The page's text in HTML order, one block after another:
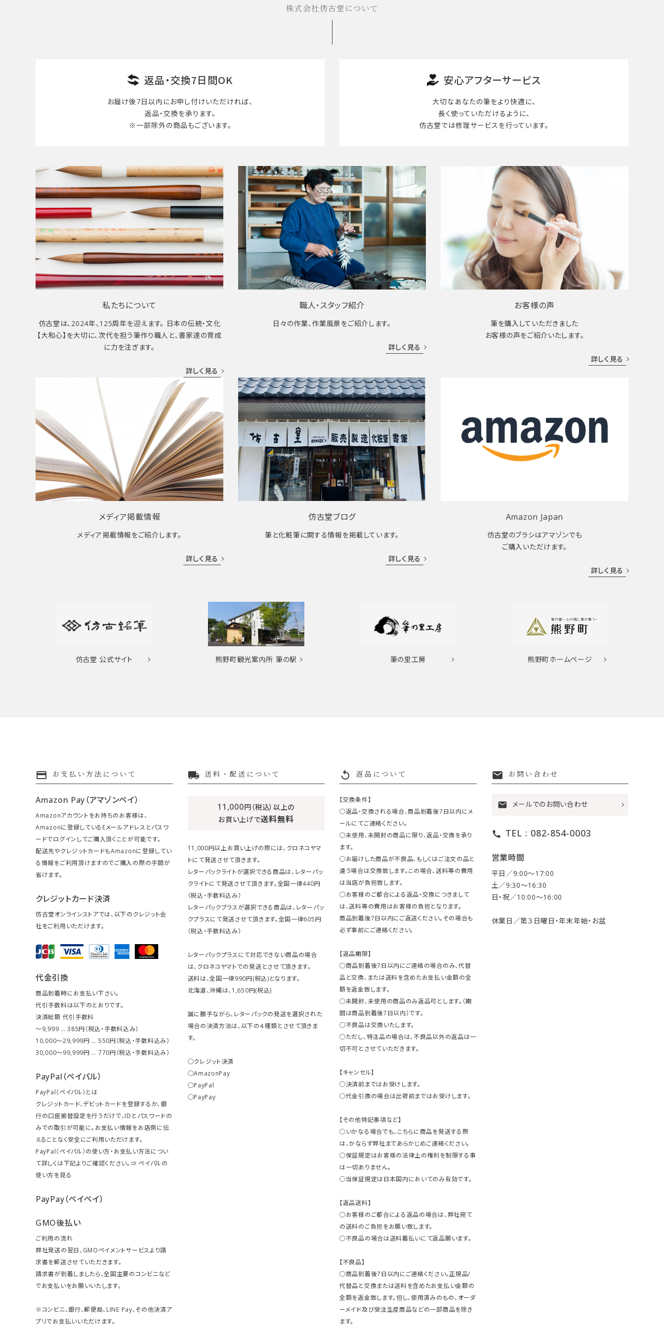
株式会社仿古堂について
返品・交換7日間OK
お届け後7日以内にお申し付けいただければ、
返品・交換を承ります。
※一部除外の商品もございます。
安心アフターサービス
大切なあなたの筆をより快適に、
長く使って いただけるように、
仿古堂では修理サービスを行っています。
私たちについて
仿古堂は、2024年、125周年を迎えます。 日本の伝統・文化
【大和心】を大切に、次代を担う筆作り職人と、書家達の育成
に力を注ぎます。
詳しく見る
職人・スタッフ紹介
日々の作業、作業風景をご紹介します。
詳しく見る
お客様の声
筆を購入していただきました
お客様の声をご紹介いたします。
詳しく見る
メディア掲載情報
メディア掲載情報をご紹介します。
詳しく見る
仿古堂ブログ
筆と化粧筆に関する情報を掲載しています。
詳しく見る
Amazon Japan
仿古堂のブラシはアマゾンでも
ご購入いただけます。
詳しく見る
仿古堂 公式サイト 熊野町観光案内所 筆の駅 筆の里工房 熊野町ホームページ
payment お支払い方法について
Amazon Pay（アマゾンペイ）
Amazonアカウントをお持ちのお客様は、
Amazonに登録しているEメールアドレスとパスワ
ードでログインしてご購入頂くことが可能です。
配送先やクレジットカードもAmazonに登録してい
る情報をご利用頂けますのでご購入の際の手間が
省けます。
クレジットカード決済
仿古堂オンラインストアでは、以下のクレジット会
社をご利用いただけます。
代金引換
商品到着時にお支払い下さい。
代引手数料は以下のとおりです。
決済総額 代引手数料
～9,999 … 385円（税込・手数料込み）
10,000～29,999円 … 550円（税込・手数料込み）
30,000～99,999円 … 770円（税込・手数料込み）
PayPal（ペイパル）
PayPal（ペイパル）とは
クレジットカード、デビットカードを登録するか、銀
行の口座振替設定を行うだけで、IDとパスワードの
みでの取引が可能に。お支払い情報をお店側に伝
えることなく安全にご利用いただけます。
PayPal（ペイパル）の使い方・お支払い方法につい
て詳しくは下記よりご確認ください。⇒ ペイパルの
使い方を見る
PayPay（ペイペイ）
GMO後払い
ご利用の流れ
弊社発送の翌日、GMOペイメントサービスより請
求書を郵送させていただきます。
請求書が到着しましたら、全国主要のコンビニなど
でお支払いをお願いいたします。
※コンビニ、銀行、郵便局、LINE Pay、その他決済ア
プリでお支払いいただけます。
local_shipping 送料・配送について
11,000円（税込）以上の
お買い上げで送料無料
11,000円以上お買い上げの際には、クロネコヤマ
トにて発送させて頂きます。
レターパックライトが選択できる商品は、レターパッ
クライトにて発送させて頂きます。全国一律440円
（税込・手数料込み）
レターパックプラスが選択できる商品は、レターパッ
クプラスにて発送させて頂きます。全国一律605円
（税込・手数料込み）
レターパックプラスにて対応できない商品の場合
は、クロネコヤマトでの発送とさせて頂きます。
送料は、全国一律990円(税込)となります。
北海道、沖縄は、1,650円(税込)
誠に勝手ながら、レターパックの発送を選択された
場合の決済方法は、以下の４種類とさせて頂きま
す。
○クレジット決済
○AmazonPay
○PayPal
○PayPay
replay 返品について
【交換条件】
○返品・交換される場合、商品到着後7日以内にメ
ールにてご連絡ください。
○未使用、未開封の商品に限り、返品・交換を承り
ます。
○お届けした商品が不良品、もしくはご注文の品と
違う場合は交換致します。この場合、送料等の費用
は当店が負担致します。
○お客様のご都合による返品・交換につきまして
は、送料等の費用はお客様の負担となります。
商品到着後7日以内にご返送ください。その場合も
必ず事前にご連絡ください。
【返品期限】
○商品到着後7日以内にご連絡の場合のみ、代替
品と交換、または送料を含めたお支払い金額の全
額を返金致します。
○未開封、未使用の商品のみ返品可とします。（期
間は商品到着後7日以内）です。
○不良品は交換いたします。
○ただし、特注品の場合は、不良品以外の返品は一
切不可とさせていただきます。
【キャンセル】
○決済前まではお受けします。
○代金引換の場合は出荷前まではお受けします。
【その他特記事項など】
○いかなる場合でも、こちらに商品を発送する際
は、かならず弊社まであらかじめご連絡ください。
○保証規定はお客様の法律上の権利を制限する事
は一切ありません。
○当保証規定は日本国内においてのみ有効です。
【返品送料】
○お客様のご都合による返品の場合は、弊社宛て
の送料のご負担をお願い致します。
○不良品の場合は送料着払いにて返品願います。
【不良品】
○商品到着後7日以内にご連絡ください。正規品/
代替品と交換または送料を含めたお支払い金額の
全額を返金致します。但し、使用済みのもの、オーダ
ーメイド及び受注生産商品などの一部商品を除き
ます。
mail お問い合わせ
mail メールでのお問い合わせ
call TEL : 082-854-0003
営業時間
平日／9:00〜17:00
土／9:30〜16:30
日・祝／10:00〜16:00
休業日／第３日曜日・年末年始・お盆